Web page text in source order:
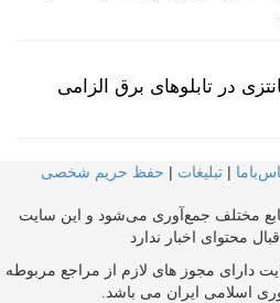
در تابلوهای برق الزامی
| تبلیغات | حفظ حریم شخصی
مختلف جمع‌آوری می‌شود و این سایت
محتوای اخبار ندارد
دارای مجوز های لازم از مراجع مربوطه
اسلامی ایران می باشد.